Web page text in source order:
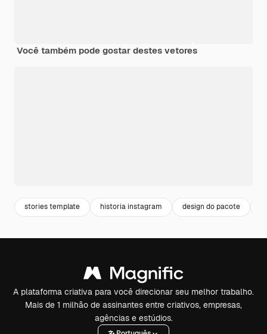
Você também pode gostar destes vetores
stories template historia instagram design do pacote
A plataforma criativa para você direcionar seu melhor trabalho.
Mais de 1 milhão de assinantes entre criativos, empresas,
agências e estúdios.